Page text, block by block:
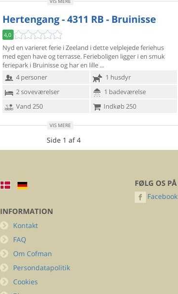
Hertengang - 4311 RB - Bruinisse
4,0
Nyd en varieret ferie i Zeeland i dette velplejede feriehus
med egen have ogterrasse. Ferieboligen ligger i en smuk
feriepark i Bruinisse og har en lille
4 personer
1 husdyr
2 soveværelser
1 badeværelse
Vand 250
Indkøb 250
VIS MERE
Side 1 af 4
INFORMATION
Kontakt
FAQ
Om Cofman
Persondatapolitik
Cookies
FØLG OS PÅ
Facebook